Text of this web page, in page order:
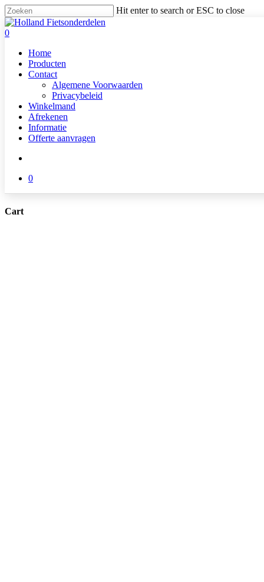
Skip
to
main
Hit enter to search or ESC to close
Close
Search
search
0
Home
Producten
Contact
Algemene Voorwaarden
Privacybeleid
Winkelmand
Afrekenen
Informatie
Offerte aanvragen
0
Cart